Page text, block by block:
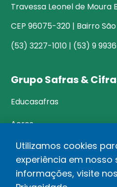
Travessa Leonel de Moura
CEP 96075-320 | Bairro
(53) 3227-1010 | (53) 9
Grupo Safras &
Educasafras
Acres
Relatório de
Utilizamos cookies
experiência em nosso
informações, visite